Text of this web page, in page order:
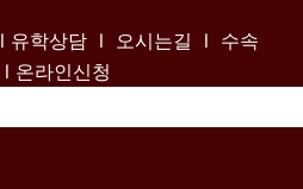
l 유학상담 l 오시는길 l 수속
l 온라인신청